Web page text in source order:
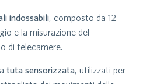
indossabili, composto da 12
e la misurazione del
di telecamere.
tuta sensorizzata, utilizzati per